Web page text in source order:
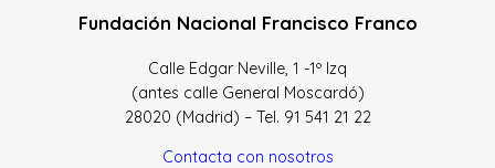
Fundación Nacional Francisco Franco
Calle Edgar Neville, 1 -1º Izq
(antes calle General Moscardó)
28020 (Madrid) – Tel. 91 541 21 22
Contacta con nosotros